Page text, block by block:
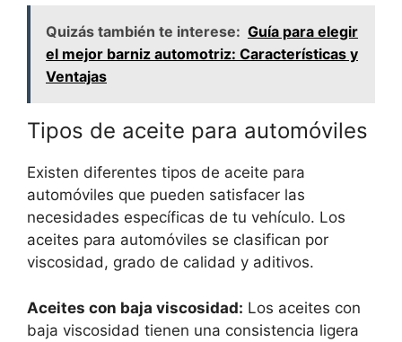
Quizás también te interese: Guía para elegir
el mejor barniz automotriz: Características y
Ventajas
Tipos de aceite para automóviles
Existen diferentes tipos de aceite para
automóviles que pueden satisfacer las
necesidades específicas de tu vehículo. Los
aceites para automóviles se clasifican por
viscosidad, grado de calidad y aditivos.
Aceites con baja viscosidad: Los aceites con
baja viscosidad tienen una consistencia ligera